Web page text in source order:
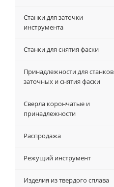
Станки для заточки
инструмента
Станки для снятия фаски
Принадлежности для станков
заточных и снятия фаски
Сверла корончатые и
принадлежности
Распродажа
Режущий инструмент
Изделия из твердого сплава